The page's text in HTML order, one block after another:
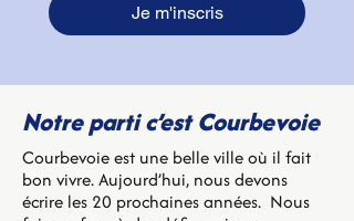
Je m'inscris
Notre parti c’est Courbevoie
Courbevoie est une belle ville où il fait
bon vivre. Aujourd’hui, nous devons
écrire les 20 prochaines années. Nous